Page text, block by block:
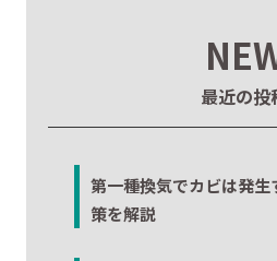
最近の投
第一種換気でカビは発
策を解説